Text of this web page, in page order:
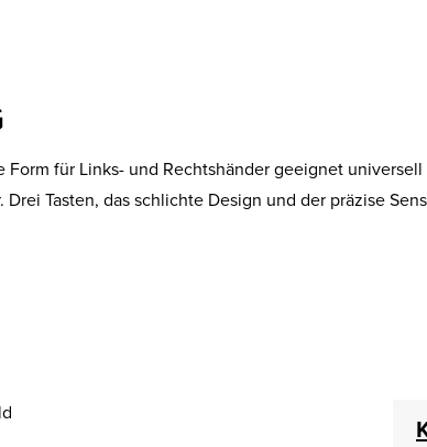
für Links- und Rechtshänder geeignet
Tasten, das schlichte Design und der präzise